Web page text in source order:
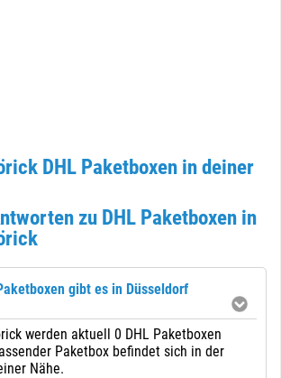
DHL Paketboxen in deiner
zu DHL Paketboxen in
gibt es in Düsseldorf
werden aktuell 0 DHL Paketboxen
Paketbox befindet sich in der
Nähe.